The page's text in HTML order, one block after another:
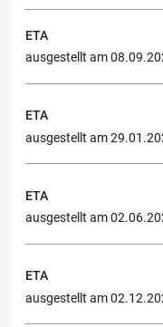
ETA
ausgestellt am
ETA
ausgestellt am
ETA
ausgestellt am
ETA
ausgestellt am